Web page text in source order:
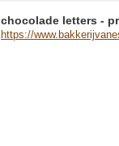
chocolade letters -
https://